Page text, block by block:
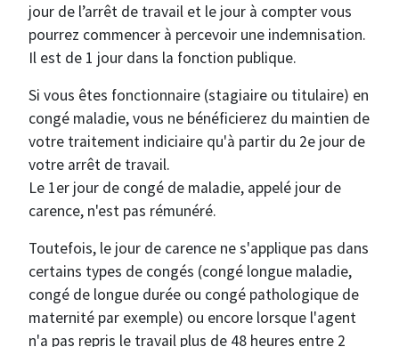
jour de l’arrêt de travail et le jour à compter vous
pourrez commencer à percevoir une indemnisation.
Il est de 1 jour dans la fonction publique.
Si vous êtes fonctionnaire (stagiaire ou titulaire) en
congé maladie, vous ne bénéficierez du maintien de
votre traitement indiciaire qu'à partir du 2e jour de
votre arrêt de travail.
Le 1er jour de congé de maladie, appelé jour de
carence, n'est pas rémunéré.
Toutefois, le jour de carence ne s'applique pas dans
certains types de congés (congé longue maladie,
congé de longue durée ou congé pathologique de
maternité par exemple) ou encore lorsque l'agent
n'a pas repris le travail plus de 48 heures entre 2